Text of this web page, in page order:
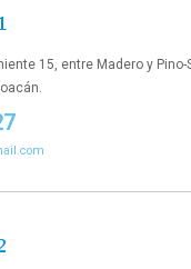
15, entre Madero y Pino-